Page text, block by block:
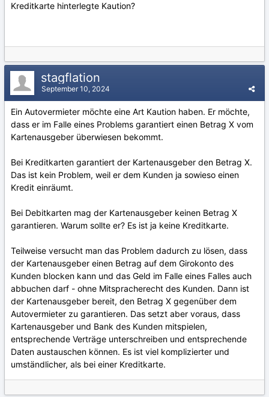
Kreditkarte hinterlegte Kaution?
stagflation
September 10, 2024
Ein Autovermieter möchte eine Art Kaution haben. Er möchte,
dass er im Falle eines Problems garantiert einen Betrag X vom
Kartenausgeber überwiesen bekommt.
Bei Kreditkarten garantiert der Kartenausgeber den Betrag X.
Das ist kein Problem, weil er dem Kunden ja sowieso einen
Kredit einräumt.
Bei Debitkarten mag der Kartenausgeber keinen Betrag X
garantieren. Warum sollte er? Es ist ja keine Kreditkarte.
Teilweise versucht man das Problem dadurch zu lösen, dass
der Kartenausgeber einen Betrag auf dem Girokonto des
Kunden blocken kann und das Geld im Falle eines Falles auch
abbuchen darf - ohne Mitspracherecht des Kunden. Dann ist
der Kartenausgeber bereit, den Betrag X gegenüber dem
Autovermieter zu garantieren. Das setzt aber voraus, dass
Kartenausgeber und Bank des Kunden mitspielen,
entsprechende Verträge unterschreiben und entsprechende
Daten austauschen können. Es ist viel komplizierter und
umständlicher, als bei einer Kreditkarte.